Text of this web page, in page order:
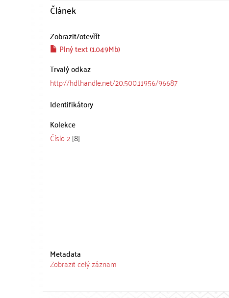
Článek
Zobrazit/otevřít
Plný text (1.049Mb)
Trvalý odkaz
http://hdl.handle.net/20.500.11956/96687
Identifikátory
Kolekce
Číslo 2[8]
Metadata
Zobrazit celý záznam